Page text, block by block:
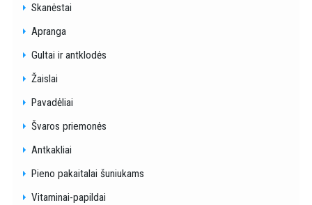
Skanėstai
Apranga
Gultai ir antklodės
Žaislai
Pavadėliai
Švaros priemonės
Antkakliai
Pieno pakaitalai šuniukams
Vitaminai-papildai